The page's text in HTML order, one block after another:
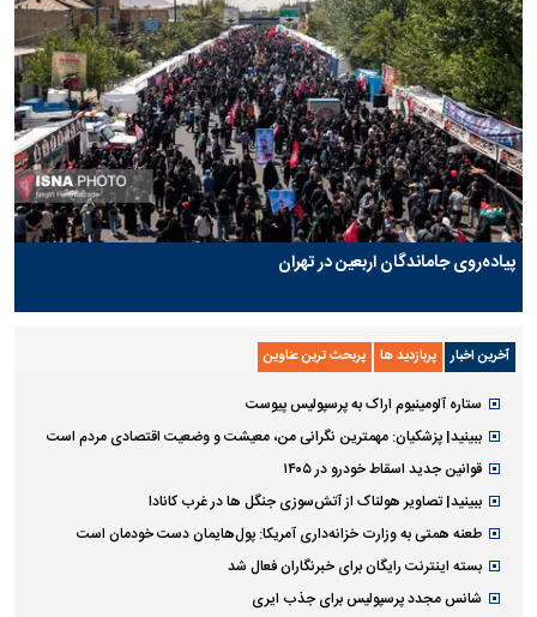
پیاده‌روی جاماندگان اربعین در تهران
آخرین اخبار پربازدید ها پربحث ترین عناوین
ستاره آلومینیوم اراک به پرسپولیس پیوست
ببینید| پزشکیان: مهمترین نگرانی من، معیشت و وضعیت اقتصادی مردم است
قوانین جدید اسقاط خودرو در ۱۴۰۵
ببینید| تصاویر هولناک از آتش‌سوزی جنگل ها در غرب کانادا
طعنه همتی به وزارت خزانه‌داری آمریکا: پول‌هایمان دست خودمان است
بسته اینترنت رایگان برای خبرنگاران فعال شد
شانس مجدد پرسپولیس برای جذب ایری